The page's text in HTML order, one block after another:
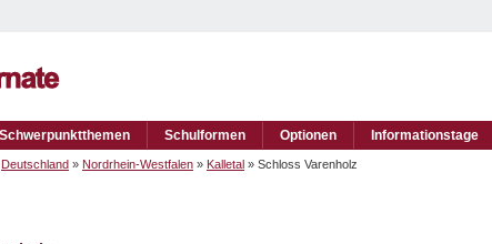
Schwerpunktthemen Schulformen Optionen Informationstage
Deutschland » Nordrhein-Westfalen » Kalletal » Schloss Varenholz